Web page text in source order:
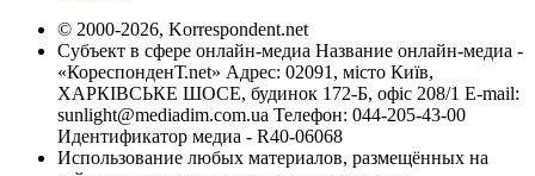
© 2000-2026, Korrespondent.net
Субъект в сфере онлайн-медиа Название онлайн-медиа -
«КореспонденТ.net» Адрес: 02091, місто Київ,
ХАРКІВСЬКЕ ШОСЕ, будинок 172-Б, офіс 208/1 E-mail:
sunlight@mediadim.com.ua Телефон: 044-205-43-00
Идентификатор медиа - R40-06068
Использование любых материалов, размещённых на